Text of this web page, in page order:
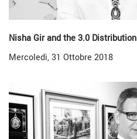
Nisha Gir and the 3.0 Distribution
Mercoledì, 31 Ottobre 2018